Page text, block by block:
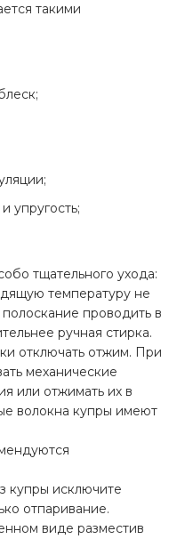
такими
упругость;
тщательного ухода:
температуру не
проводить в
ручная стирка.
отключать отжим. При
механические
или отжимать их в
волокна купры имеют
купры исключите
отпаривание.
виде разместив